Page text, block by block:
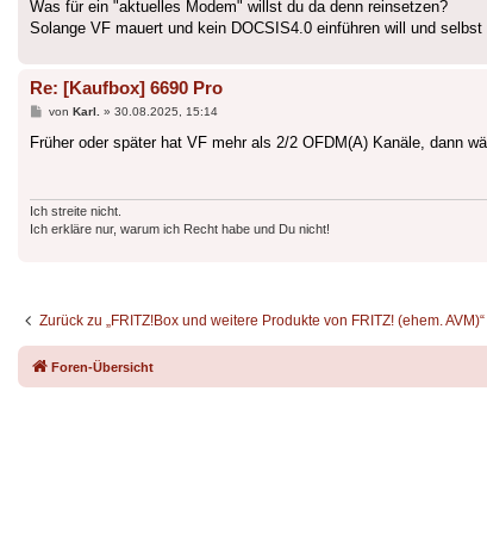
Was für ein "aktuelles Modem" willst du da denn reinsetzen?
Solange VF mauert und kein DOCSIS4.0 einführen will und
Re: [Kaufbox] 6690 Pro
Beitrag
von Karl. » 30.08.2025, 15:14
Früher oder später hat VF mehr als 2/2 OFDM(A) Kanäle, dann
Ich streite nicht.
Ich erkläre nur, warum ich Recht habe und Du nicht!
Zurück zu „FRITZ!Box und weitere Produkte von FRITZ! (ehem. AVM)“
Foren-Übersicht